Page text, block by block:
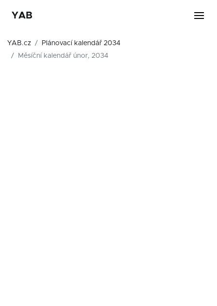
YAB
YAB.cz
Plánovací kalendář 2034
Měsíční kalendář únor, 2034